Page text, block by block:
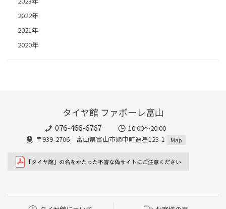
2022年
2021年
2020年
タイヤ館 ファボーレ富山
076-466-6767
10:00～20:00
〒939-2706 富山県富山市婦中町速星123-1
Map